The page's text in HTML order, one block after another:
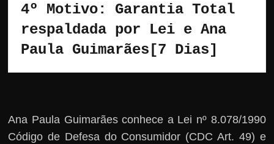
4º Motivo: Garantia Total
respaldada por Lei e Ana
Paula Guimarães[7 Dias]
Ana Paula Guimarães conhece a Lei nº 8.078/1990
Código de Defesa do Consumidor (CDC Art. 49) e